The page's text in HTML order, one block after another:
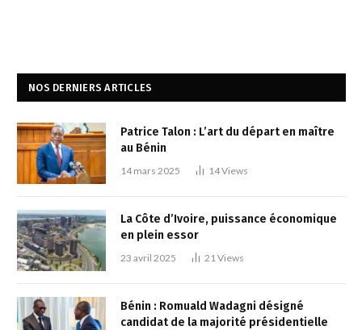
NOS DERNIERS ARTICLES
Patrice Talon : L’art du départ en maître
au Bénin
14 mars 2025 14Views
La Côte d’Ivoire, puissance économique
en plein essor
23 avril 2025 21 Views
Bénin : Romuald Wadagni désigné
candidat de la majorité présidentielle